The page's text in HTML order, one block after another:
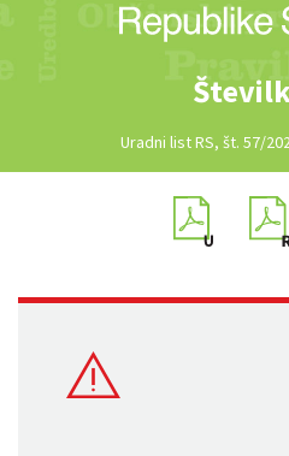
Uradni list RS, št. 57/